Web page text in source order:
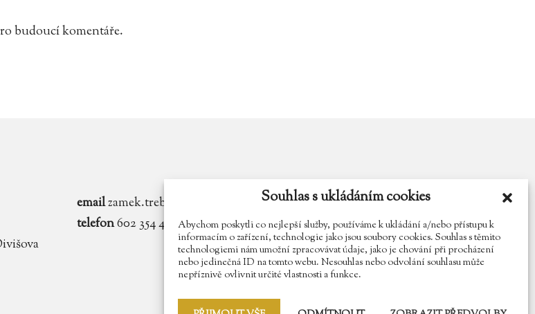
Souhlas s ukládáním cookies
Abychom poskytli co nejlepší služby, používáme k ukládání a/nebo přístupu k
informacím o zařízení, technologie jako jsou soubory cookies. Souhlas s těmito
technologiemi nám umožní zpracovávat údaje, jako je chování při procházení
nebo jedinečná ID na tomto webu. Nesouhlas nebo odvolání souhlasu může
nepříznivě ovlivnit určité vlastnosti a funkce.
budoucí komentáře.
emailzamek.trebesice@volny.cz
telefon602 354 467
Najdete nás na Facebooku
Sledujte náš Instagram